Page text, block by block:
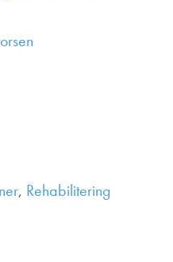
, Rehabilitering